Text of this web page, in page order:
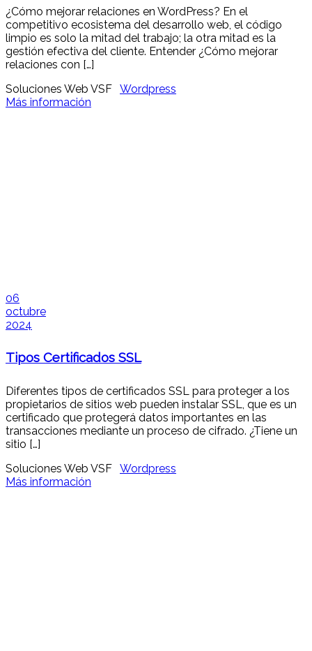
¿Cómo mejorar relaciones en WordPress? En el
competitivo ecosistema del desarrollo web, el código
limpio es solo la mitad del trabajo; la otra mitad es la
gestión efectiva del cliente. Entender ¿Cómo mejorar
relaciones con […]
Soluciones Web VSF Wordpress
Más información
06
octubre
2024
Tipos Certificados SSL
Diferentes tipos de certificados SSL para proteger a los
propietarios de sitios web pueden instalar SSL, que es un
certificado que protegerá datos importantes en las
transacciones mediante un proceso de cifrado. ¿Tiene un
sitio […]
Soluciones Web VSF Wordpress
Más información